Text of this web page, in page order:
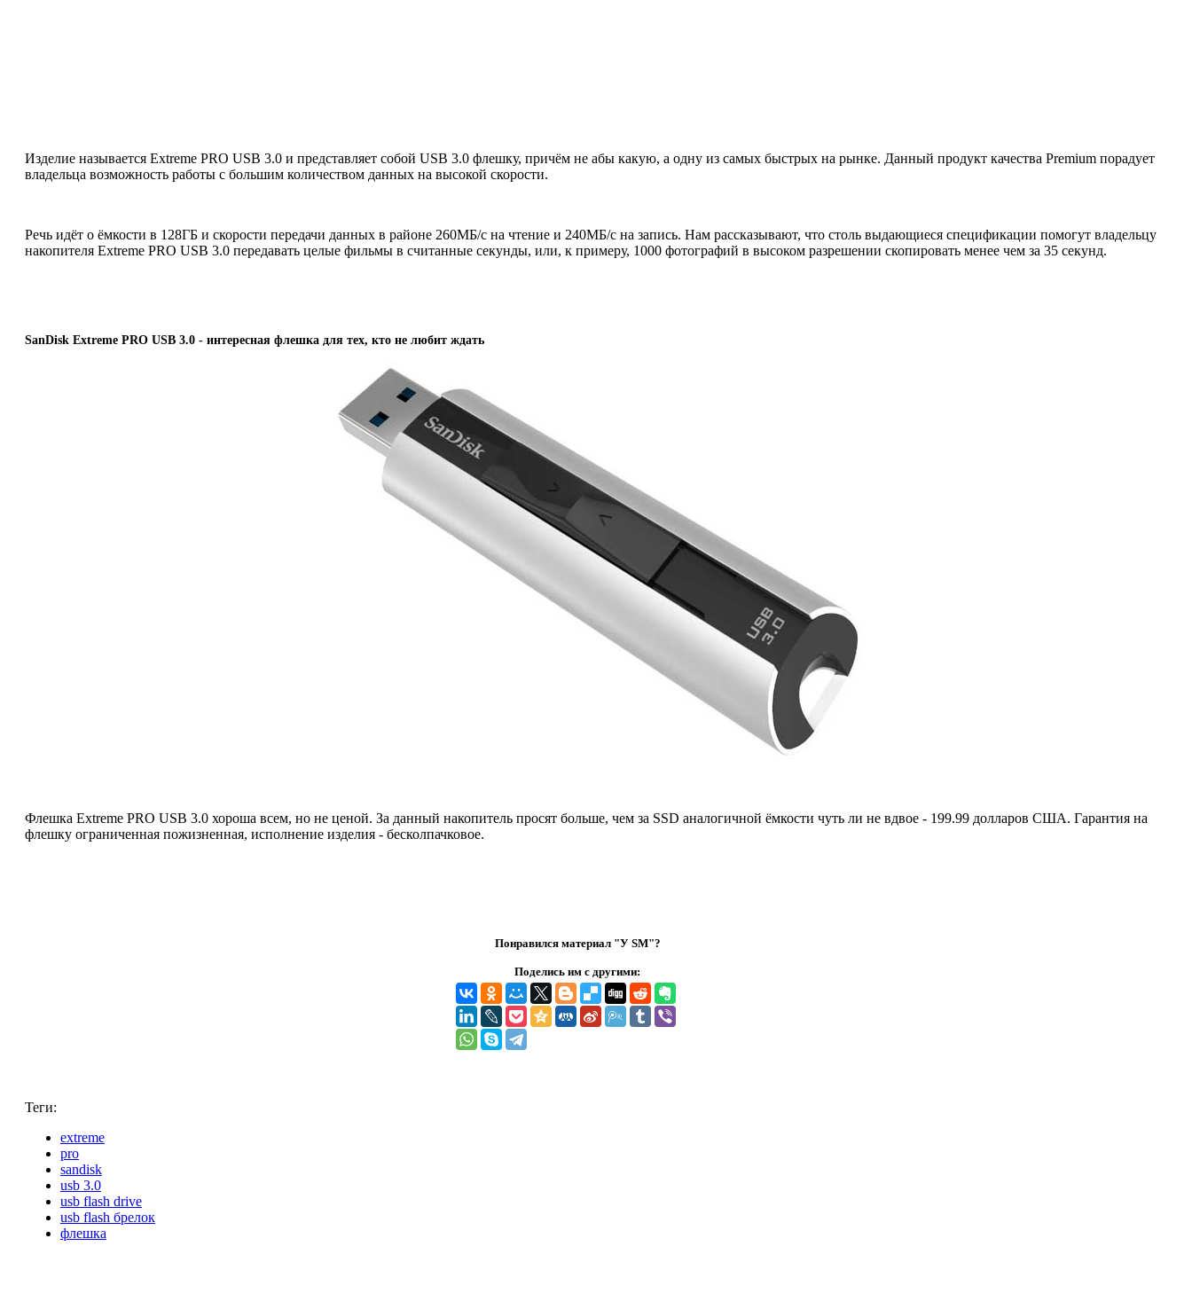
Изделие называется Extreme PRO USB 3.0 и представляет собой USB 3.0 флешку, причём не абы какую, а одну из самых быстрых на рынке. Данный продукт качества Premium порадует
владельца возможность работы с большим количеством данных на высокой скорости.
Речь идёт о ёмкости в 128ГБ и скорости передачи данных в районе 260МБ/с на чтение и 240МБ/с на запись. Нам рассказывают, что столь выдающиеся спецификации помогут владельцу
накопителя Extreme PRO USB 3.0 передавать целые фильмы в считанные секунды, или, к примеру, 1000 фотографий в высоком разрешении скопировать менее чем за 35 секунд.
SanDisk Extreme PRO USB 3.0 - интересная флешка для тех, кто не любит ждать
Флешка Extreme PRO USB 3.0 хороша всем, но не ценой. За данный накопитель просят больше, чем за SSD аналогичной ёмкости чуть ли не вдвое - 199.99 долларов США. Гарантия на
флешку ограниченная пожизненная, исполнение изделия - бесколпачковое.
Понравился материал "У SM"?
Поделись им с другими:
Теги:
extreme
pro
sandisk
usb 3.0
usb flash drive
usb flash брелок
флешка